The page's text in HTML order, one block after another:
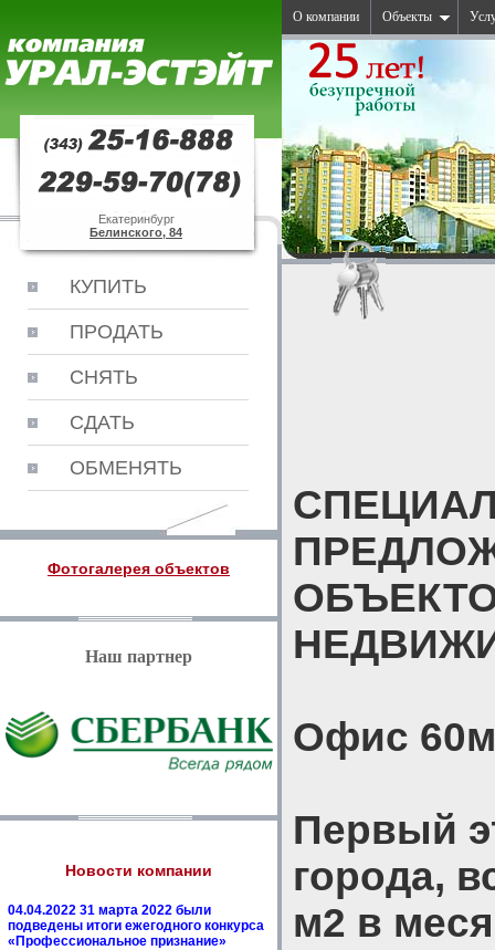
Екатеринбург
Белинского, 84
КУПИТЬ
ПРОДАТЬ
СНЯТЬ
СДАТЬ
ОБМЕНЯТЬ
Фотогалерея объектов
Наш партнер
Новости компании
04.04.2022 31 марта 2022 были
подведены итоги ежегодного конкурса
«Профессиональное признание»
О компании Объекты
Офис
Первый
города,
м2 в